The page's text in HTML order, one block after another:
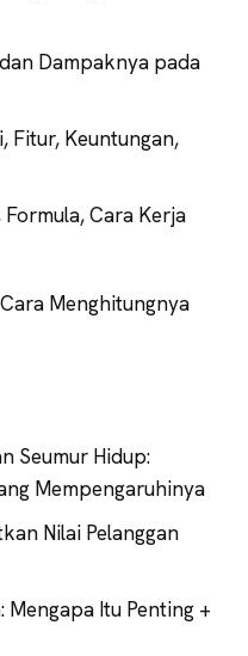
Dampaknya pada
Fitur, Keuntungan,
Cara Kerja
Menghitungnya
Seumur Hidup:
Mempengaruhinya
Nilai Pelanggan
Mengapa Itu Penting +